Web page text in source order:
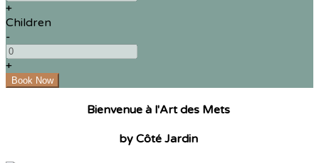
+
Children
-
+
Bienvenue à l'Art des Mets
by Côté Jardin